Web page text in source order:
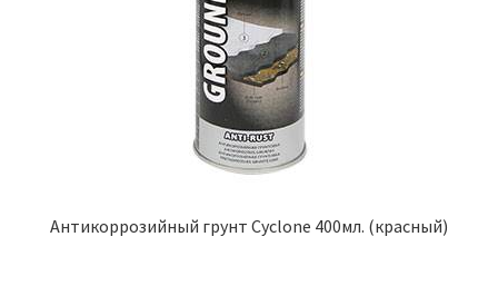
Антикоррозийный грунт Cyclone 400мл. (красный)